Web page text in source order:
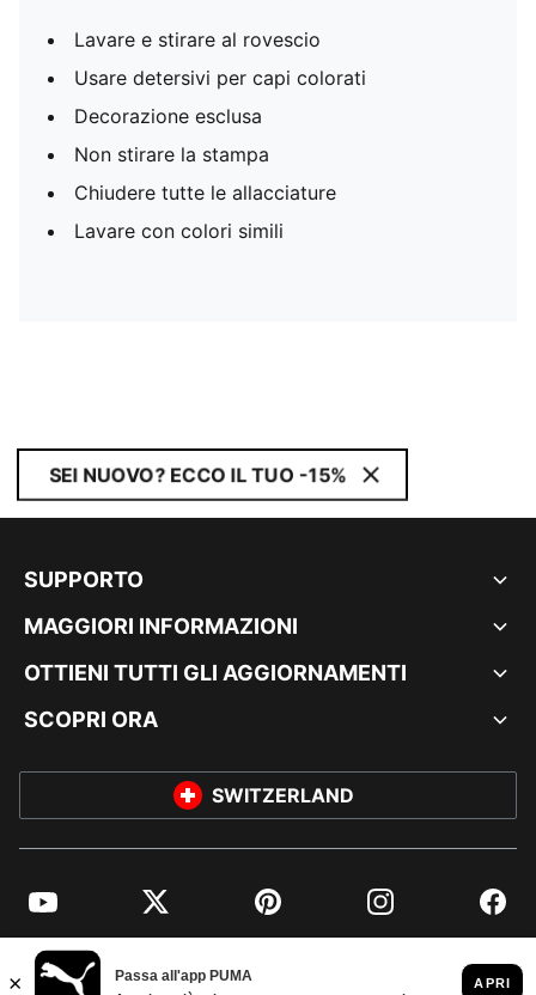
Lavare e stirare al rovescio
Usare detersivi per capi colorati
Decorazione esclusa
Non stirare la stampa
Chiudere tutte le allacciature
Lavare con colori simili
SEI NUOVO? ECCO IL TUO -15%
SUPPORTO
MAGGIORI INFORMAZIONI
OTTIENI TUTTI GLI AGGIORNAMENTI
SCOPRI ORA
SWITZERLAND
YouTube Twitter Pinterest Instagram
© PUMA EUROPE GMBH, 2026. TUTTI I DIRITTI RISERVATI
DATI AZIENDALI E LEGALI